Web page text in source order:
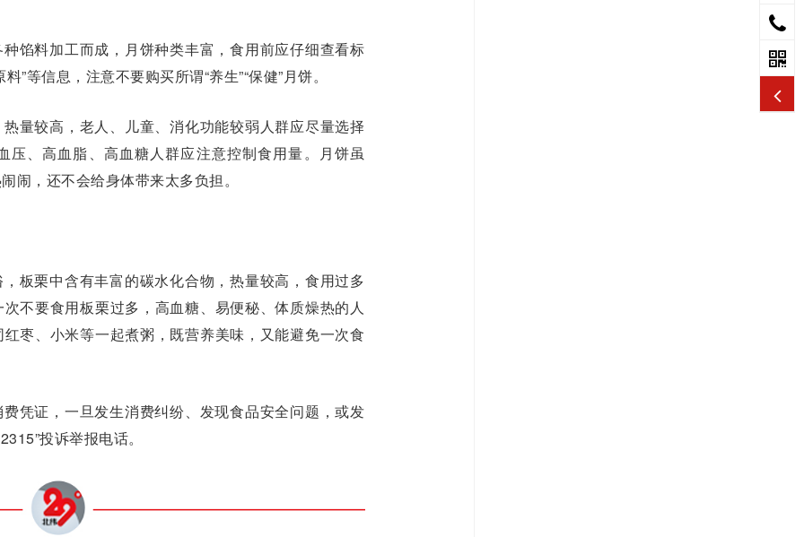
馅料加工而成，月饼种类丰富，食用前应仔细查看标
”等信息，注意不要购买所谓“养生”“保健”月饼。
量较高，老人、儿童、消化功能较弱人群应尽量选择
压、高血脂、高血糖人群应注意控制食用量。月饼虽
闹，还不会给身体带来太多负担。
板栗中含有丰富的碳水化合物，热量较高，食用过多
不要食用板栗过多，高血糖、易便秘、体质燥热的人
枣、小米等一起煮粥，既营养美味，又能避免一次食
凭证，一旦发生消费纠纷、发现食品安全问题，或发
投诉举报电话。